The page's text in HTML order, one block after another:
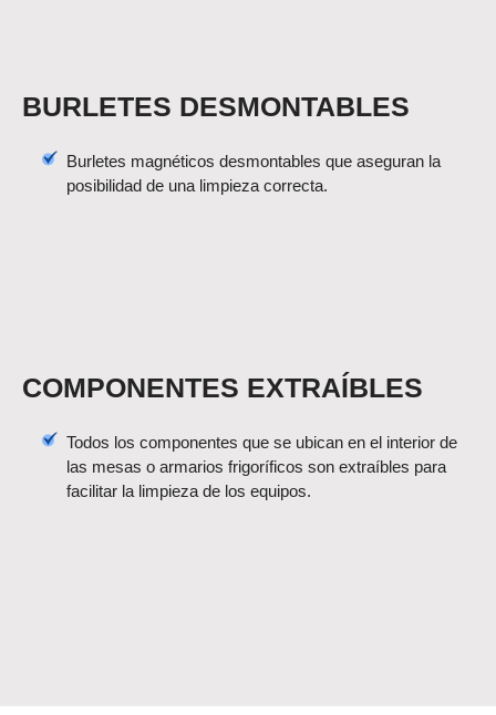
BURLETES DESMONTABLES
Burletes magnéticos desmontables que aseguran la
posibilidad de una limpieza correcta.
COMPONENTES EXTRAÍBLES
Todos los componentes que se ubican en el interior de
las mesas o armarios frigoríficos son extraíbles para
facilitar la limpieza de los equipos.